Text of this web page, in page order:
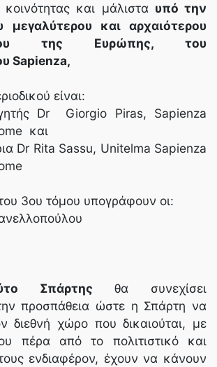
κοινότητας και μάλιστα υπό την
μεγαλύτερου και αρχαιότερου
της Ευρώπης, του
Sapienza,
είναι:
Dr Giorgio Piras, Sapienza
και
Dr Rita Sassu, Unitelma Sapienza
3ου τόμου υπογράφουν οι:
Σπάρτης θα συνεχίσει
προσπάθεια ώστε η Σπάρτη να
διεθνή χώρο που δικαιούται, με
πέρα από το πολιτιστικό και
ενδιαφέρον, έχουν να κάνουν